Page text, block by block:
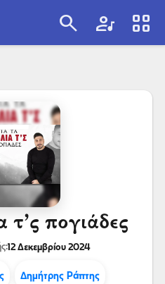
search artist view_cozy
τ’ς πογιάδες
12 Δεκεμβρίου 2024
Δημήτρης Ράπτης